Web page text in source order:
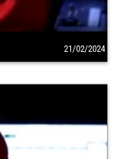
21/02/2024